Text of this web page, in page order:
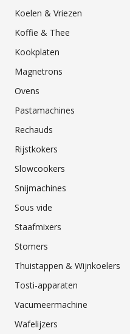
Koelen & Vriezen
Koffie & Thee
Kookplaten
Magnetrons
Ovens
Pastamachines
Rechauds
Rijstkokers
Slowcookers
Snijmachines
Sous vide
Staafmixers
Stomers
Thuistappen & Wijnkoelers
Tosti-apparaten
Vacumeermachine
Wafelijzers